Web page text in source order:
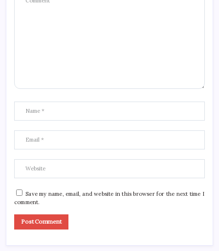
Save my name, email, and website in this browser for the next time I
comment.